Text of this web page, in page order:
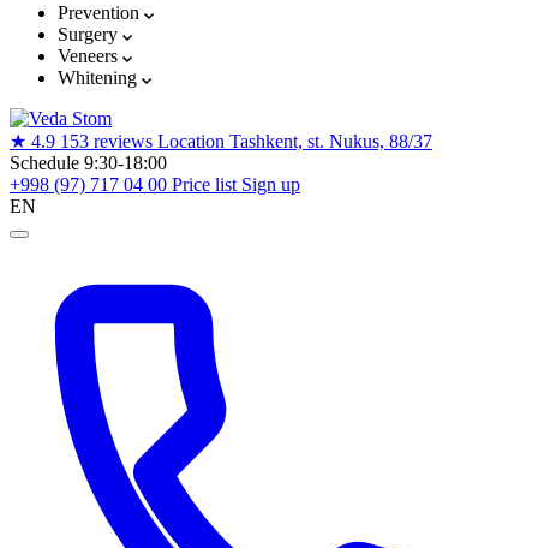
Prevention
Surgery
Veneers
Whitening
★ 4.9 153 reviews Location Tashkent, st. Nukus, 88/37
Schedule 9:30-18:00
+998 (97) 717 04 00 Price list Sign up
EN